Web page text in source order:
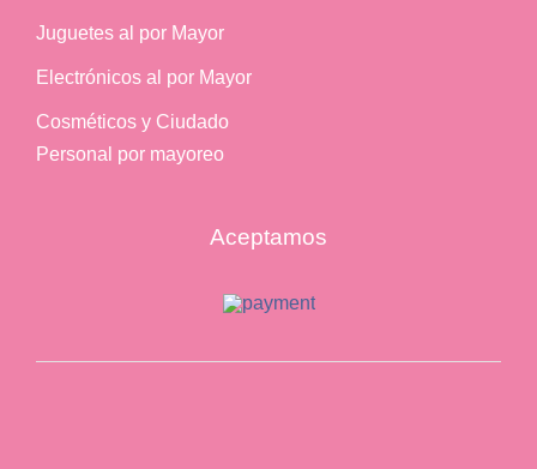
Juguetes al por Mayor
Electrónicos al por Mayor
Cosméticos y Ciudado
Personal por mayoreo
Aceptamos